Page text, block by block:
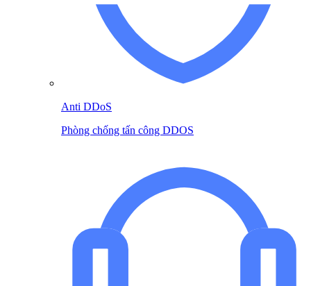
Anti DDoS
Phòng chống tấn công DDOS